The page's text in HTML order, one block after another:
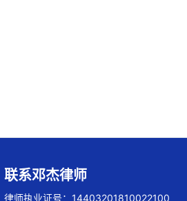
联系邓杰律师
律师执业证号：14403201810022100